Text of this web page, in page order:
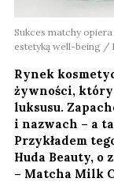
Sukces matchy
estetyką well-being /
Rynek
żywności, który
luksusu.
i nazwach – a
Przykładem
Huda Beauty,
– Matcha Milk